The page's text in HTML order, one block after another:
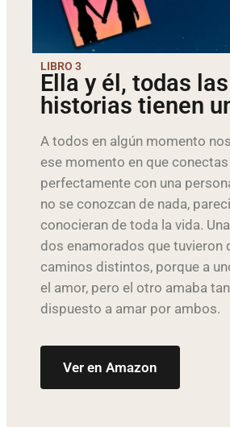
LIBRO 3
Ella y él, todas las
historias tienen
A todos en algún momento
ese momento en que conectas
perfectamente con una
no se conozcan de nada,
conocieran de toda la vida.
dos enamorados que tuvieron
caminos distintos, porque a
el amor, pero el otro amaba
dispuesto a amar por ambos.
Ver en Amazon